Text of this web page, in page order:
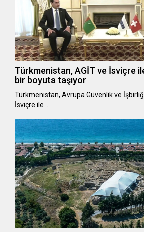
Türkmenistan, AGİT ve İsviçre
bir boyuta taşıyor
Türkmenistan, Avrupa Güvenlik ve
İsviçre ile …